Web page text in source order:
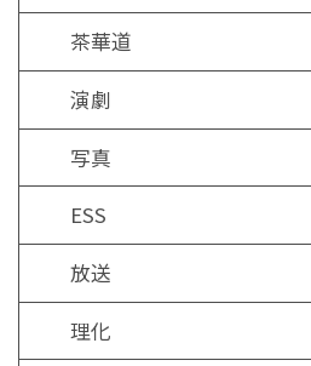
茶華道
演劇
写真
ESS
放送
理化